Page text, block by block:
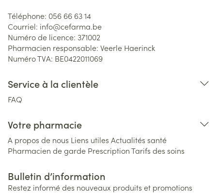
Téléphone: 056 66 63 14
Courriel: info@cefarma.be
Numéro de licence: 371002
Pharmacien responsable: Veerle Haerinck
Numéro TVA: BE0422011069
Service à la clientèle
FAQ
Votre pharmacie
A propos de nous Liens utiles Actualités santé
Pharmacien de garde PrescriptionTarifs des soins
Bulletin d’information
Restez informé des nouveaux produits et promotions